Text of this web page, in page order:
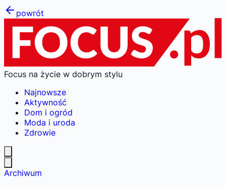
powrót
Focus na życie w dobrym stylu
Najnowsze
Aktywność
Dom i ogród
Moda i uroda
Zdrowie
Archiwum